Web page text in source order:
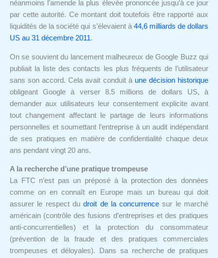
néanmoins l’amende la plus élevée prononcée jusqu’à ce jour
par cette autorité. Ce montant doit toutefois être rapporté aux
liquidités de la société qui s’élevaient à 44,6 milliards de dollars
US au 31 décembre 2011.
On se souvient du lancement malheureux de Google Buzz qui
publiait la liste des contacts les plus fréquents de l’utilisateur
sans son accord. Cela avait conduit à une décision historique
obligeant Google à verser 8.5 millions de dollars US, à
demander aux utilisateurs leur consentement explicite avant
tout changement affectant le partage de leurs informations
personnelles et soumettant l’entreprise à un audit indépendant
de ses pratiques en matière de confidentialité chaque deux
ans pendant vingt 20 ans.
A la recherche d’une pratique trompeuse
La FTC n’est pas un préposé à la protection des données
comme on en connaît en Europe mais un bureau qui doit
assurer le respect dudroit de la concurrence sur le marché
américain (contrôle des fusions d’entreprises et des pratiques
anti-concurrentielles) et la protection du consommateur
(prévention de la fraude et des pratiques commerciales
trompeuses et déloyales). Dans sa recherche de pratiques